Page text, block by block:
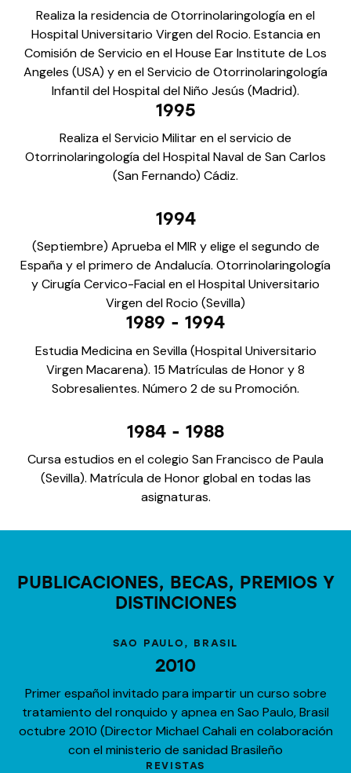
Realiza la residencia de Otorrinolaringología en el
Hospital Universitario Virgen del Rocio. Estancia en
Comisión de Servicio en el House Ear Institute de Los
Angeles (USA) y en el Servicio de Otorrinolaringología
Infantil del Hospital del Niño Jesús (Madrid).
1995
Realiza el Servicio Militar en el servicio de
Otorrinolaringología del Hospital Naval de San Carlos
(San Fernando) Cádiz.
1994
(Septiembre) Aprueba el MIR y elige el segundo de
España y el primero de Andalucía. Otorrinolaringología
y Cirugía Cervico-Facial en el Hospital Universitario
Virgen del Rocio (Sevilla)
1989 - 1994
Estudia Medicina en Sevilla (Hospital Universitario
Virgen Macarena). 15 Matrículas de Honor y 8
Sobresalientes. Número 2 de su Promoción.
1984 - 1988
Cursa estudios en el colegio San Francisco de Paula
(Sevilla). Matrícula de Honor global en todas las
asignaturas.
PUBLICACIONES, BECAS, PREMIOS Y
DISTINCIONES
SAO PAULO, BRASIL
2010
Primer español invitado para impartir un curso sobre
tratamiento del ronquido y apnea en Sao Paulo, Brasil
octubre 2010 (Director Michael Cahali en colaboración
con el ministerio de sanidad Brasileño
REVISTAS